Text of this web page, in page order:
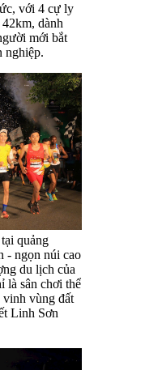
với 4 cự ly
dành
mới bắt
nghiệp.
quảng
- ngọn núi cao
du lịch của
là sân chơi thể
vinh vùng đất
Linh Sơn